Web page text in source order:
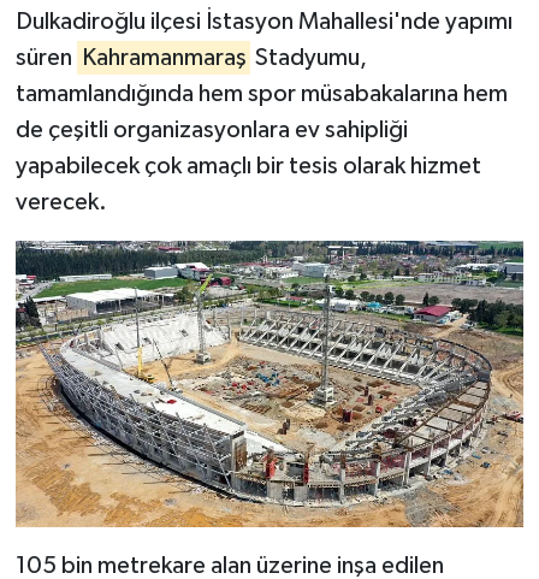
Dulkadiroğlu ilçesi İstasyon Mahallesi'nde yapımı
süren
Kahramanmaraş Stadyumu,
tamamlandığında hem spor müsabakalarına hem
de çeşitli organizasyonlara ev sahipliği
yapabilecek çok amaçlı bir tesis olarak hizmet
verecek.
105 bin metrekare alan üzerine inşa edilen